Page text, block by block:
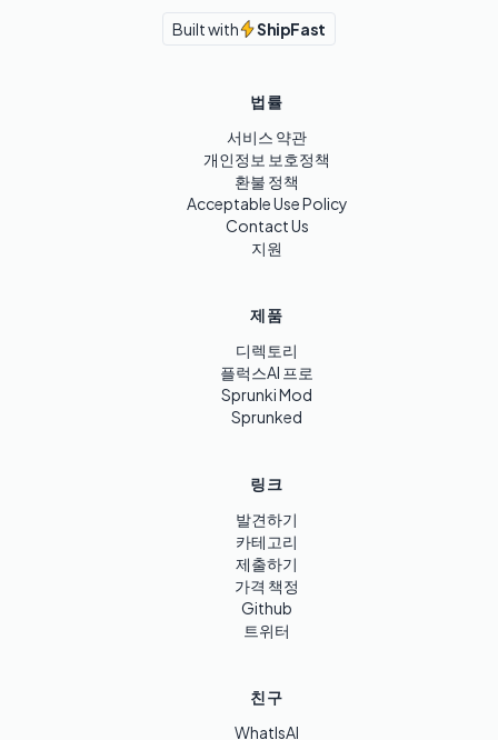
Built with ShipFast
법률
서비스 약관
개인정보 보호정책
환불 정책
Acceptable Use Policy
Contact Us
지원
제품
디렉토리
플럭스AI 프로
Sprunki Mod
Sprunked
링크
발견하기
카테고리
제출하기
가격 책정
Github
트위터
친구
WhatIsAI